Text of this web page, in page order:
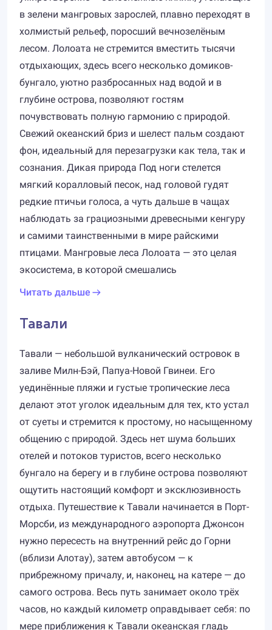
в зелени мангровых зарослей, плавно переходят в
холмистый рельеф, поросший вечнозелёным
лесом. Лолоата не стремится вместить тысячи
отдыхающих, здесь всего несколько домиков-
бунгало, уютно разбросанных над водой и в
глубине острова, позволяют гостям
почувствовать полную гармонию с природой.
Свежий океанский бриз и шелест пальм создают
фон, идеальный для перезагрузки как тела, так и
сознания. Дикая природа Под ноги стелется
мягкий коралловый песок, над головой гудят
редкие птичьи голоса, а чуть дальше в чащах
наблюдать за грациозными древесными кенгуру
и самими таинственными в мире райскими
птицами. Мангровые леса Лолоата — это целая
экосистема, в которой смешались
Читать дальше
Тавали
Тавали — небольшой вулканический островок в
заливе Милн-Бэй, Папуа-Новой Гвинеи. Его
уединённые пляжи и густые тропические леса
делают этот уголок идеальным для тех, кто устал
от суеты и стремится к простому, но насыщенному
общению с природой. Здесь нет шума больших
отелей и потоков туристов, всего несколько
бунгало на берегу и в глубине острова позволяют
ощутить настоящий комфорт и эксклюзивность
отдыха. Путешествие к Тавали начинается в Порт-
Морсби, из международного аэропорта Джонсон
нужно пересесть на внутренний рейс до Горни
(вблизи Алотау), затем автобусом — к
прибрежному причалу, и, наконец, на катере — до
самого острова. Весь путь занимает около трёх
часов, но каждый километр оправдывает себя: по
мере приближения к Тавали океанская гладь